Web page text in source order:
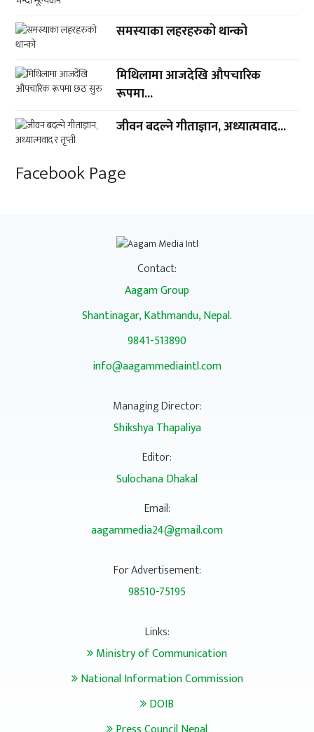
समस्याका लहरहरुको थान्को
मिथिलामा आजदेखि औपचारिक
रूपमा...
जीवन बदल्ने गीताज्ञान, अध्यात्मवाद...
Facebook Page
Contact:
Aagam Group
Shantinagar, Kathmandu, Nepal.
9841-513890
info@aagammediaintl.com
Managing Director:
Shikshya Thapaliya
Editor:
Sulochana Dhakal
Email:
aagammedia24@gmail.com
For Advertisement:
98510-75195
Links:
Ministry of Communication
National Information Commission
DOIB